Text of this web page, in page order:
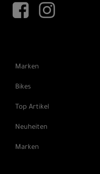
Marken
Bikes
Top Artikel
Neuheiten
Marken